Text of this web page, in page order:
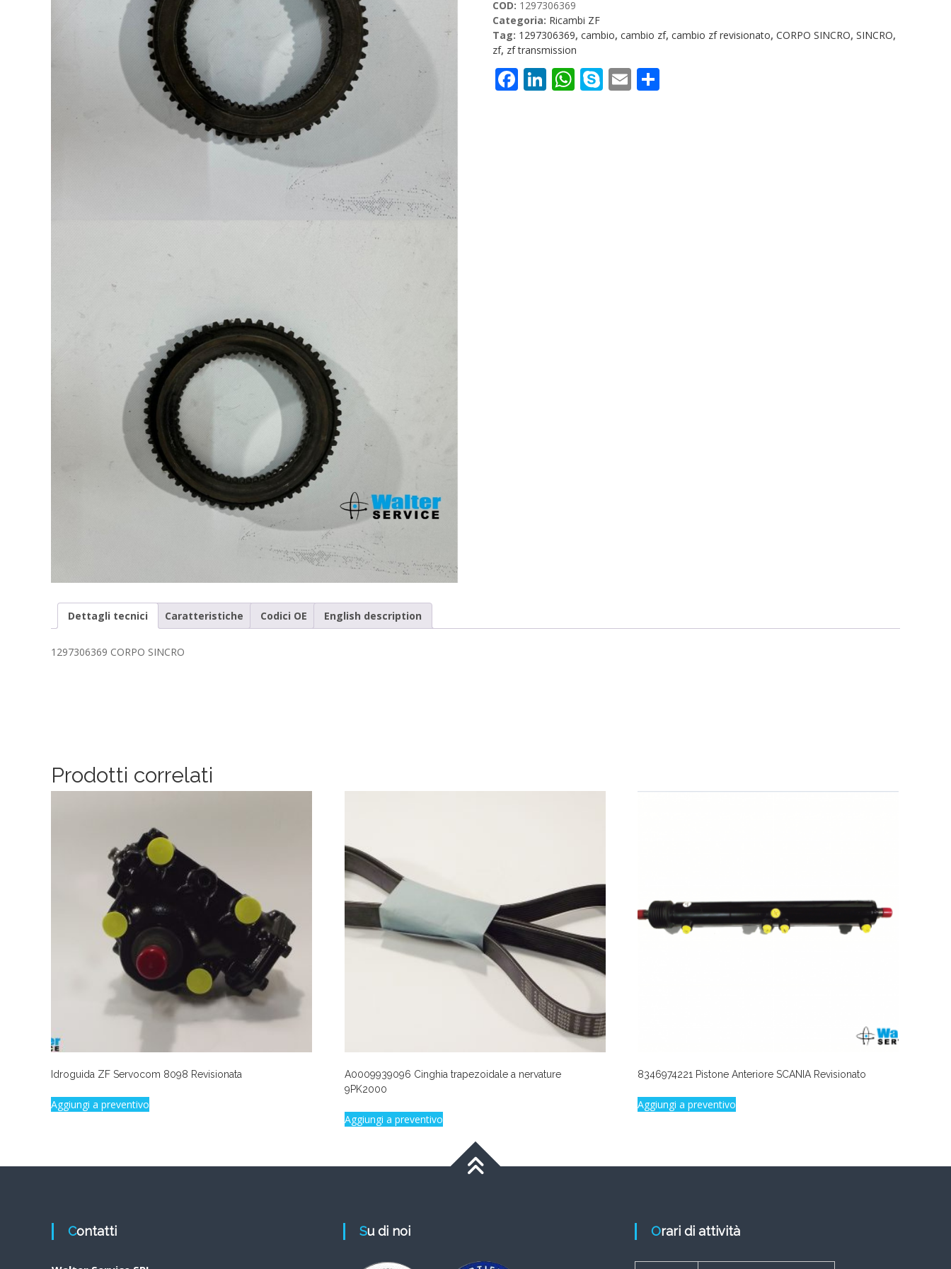
quantità
COD: 1297306369
Categoria: Ricambi ZF
Tag: 1297306369, cambio, cambio zf, cambio zf revisionato, CORPO SINCRO, SINCRO,
zf, zf transmission
Facebook
LinkedIn
WhatsApp
Skype
Email
Dettagli tecnici Caratteristiche Codici OE English description
1297306369 CORPO SINCRO
Prodotti correlati
Idroguida ZF Servocom 8098 Revisionata
Aggiungi a preventivo
A0009939096 Cinghia trapezoidale a nervature
9PK2000
Aggiungi a preventivo
8346974221 Pistone Anteriore SCANIA Revisionato
Aggiungi a preventivo
Contatti Su di noi Orari di attività